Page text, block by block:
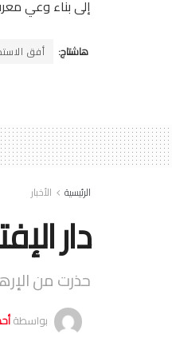
إلى بناء وعي
هاشتاج: أفق
الرئيسية الأخبار
دار
حذرت من
بواسطة